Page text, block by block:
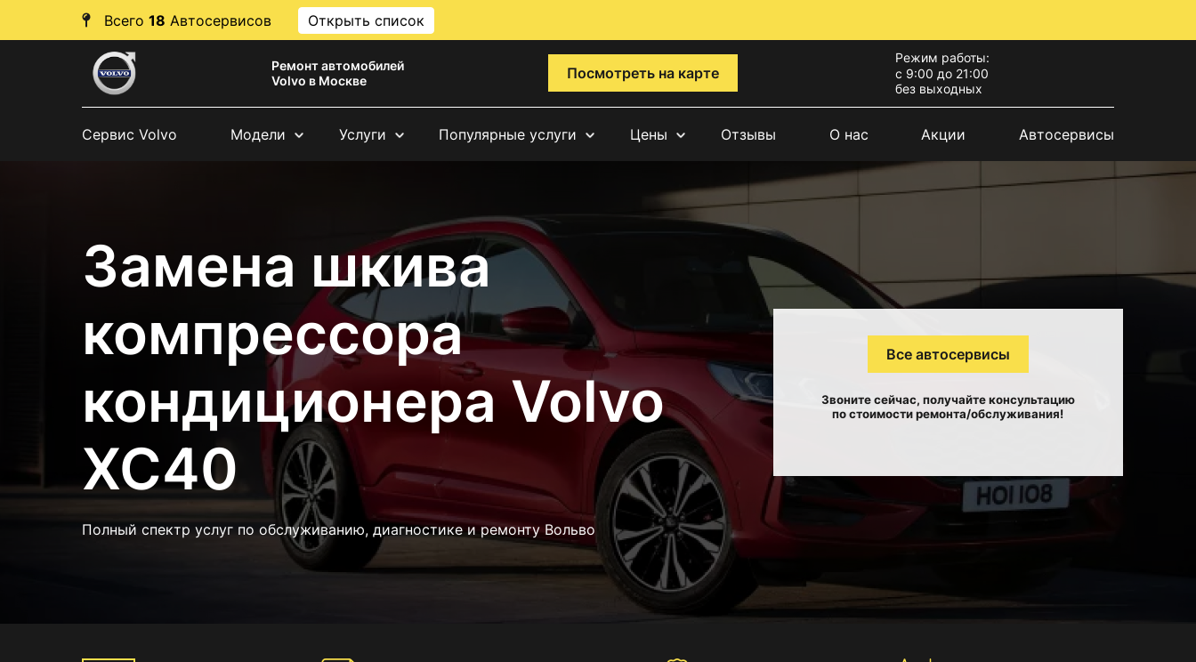
Всего 18 Автосервисов Открыть список
Ремонт автомобилей
Volvo в Москве
Посмотреть на карте
Режим работы:
с 9:00 до 21:00
без выходных
Сервис Volvo Модели Услуги Популярные услуги Цены Отзывы О нас Акции Автосервисы
Замена шкива
компрессора
кондиционера Volvo
XC40
Полный спектр услуг по обслуживанию, диагностике и ремонту Вольво
Все автосервисы
Звоните сейчас, получайте консультацию
по стоимости ремонта/обслуживания!